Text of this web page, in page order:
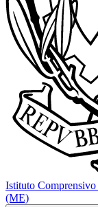
Istituto Comprensivo
(ME)